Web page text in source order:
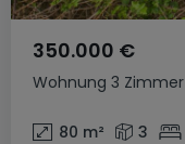
Wohnung 3 Zimmer
350.000 €
80 m² 3